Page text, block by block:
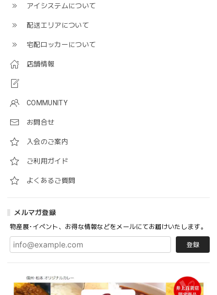
アイシステムについて
配送エリアについて
宅配ロッカーについて
店舗情報
COMMUNITY
お問合せ
入会のご案内
ご利用ガイド
よくあるご質問
メルマガ登録
物産展･イベント、お得な情報などをメールにてお届けいたします。
登録